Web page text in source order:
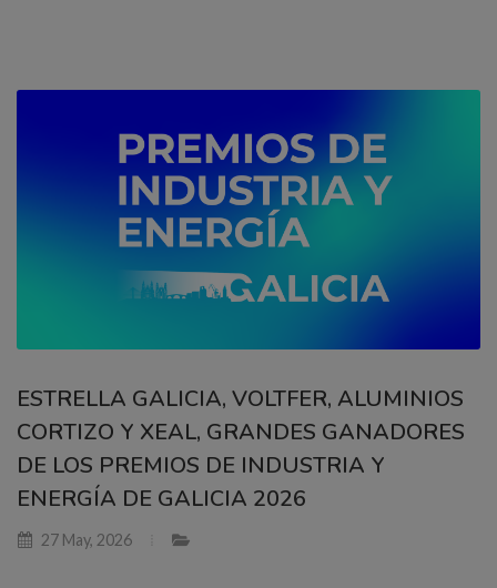
ESTRELLA GALICIA, VOLTFER, ALUMINIOS
CORTIZO Y XEAL, GRANDES GANADORES
DE LOS PREMIOS DE INDUSTRIA Y
ENERGÍA DE GALICIA 2026
27 May, 2026